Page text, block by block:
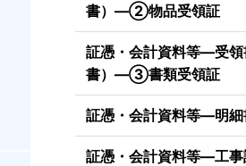
書）―②物品受領証
証憑・会計資料等―受領
書）―③書類受領証
証憑・会計資料等―明細
証憑・会計資料等―工